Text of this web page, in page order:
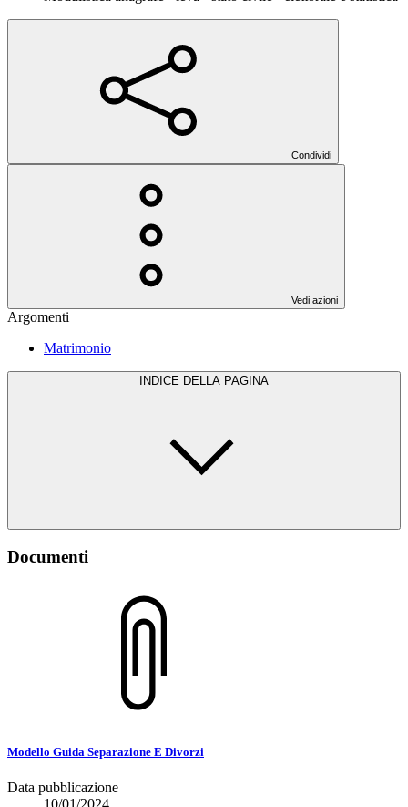
Condividi
Vedi azioni
Argomenti
Matrimonio
INDICE DELLA PAGINA
Documenti
Modello Guida Separazione E Divorzi
Data pubblicazione